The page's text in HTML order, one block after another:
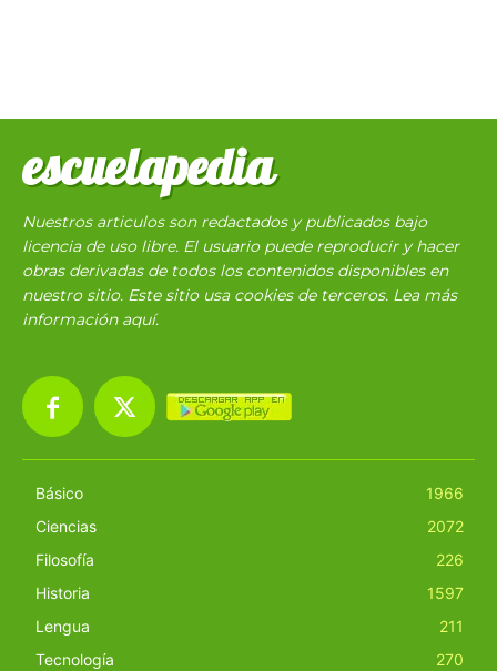
escuelapedia
Nuestros articulos son redactados y publicados bajo
licencia de uso libre. El usuario puede reproducir y hacer
obras derivadas de todos los contenidos disponibles en
nuestro sitio. Este sitio usa cookies de terceros. Lea más
información aquí.
Básico
1966
Ciencias
2072
Filosofía
226
Historia
1597
Lengua
211
Tecnología
270